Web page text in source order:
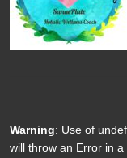
Warning: Use of
will throw an Error in